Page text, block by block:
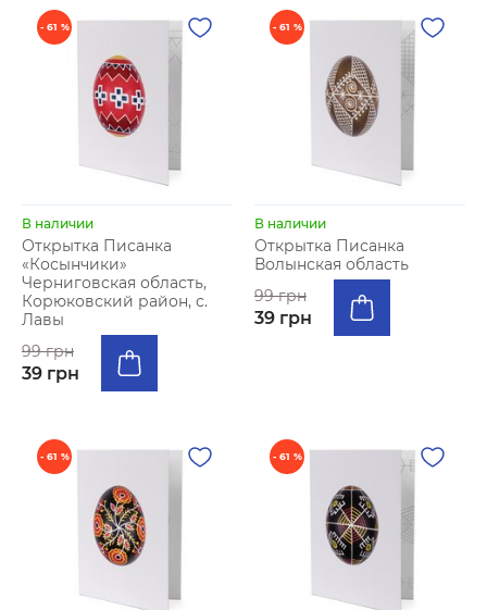
- 61 %
В наличии
Открытка Писанка
«Косынчики»
Черниговская область,
Корюковский район, с.
Лавы
99 грн
39 грн
- 61 %
В наличии
Открытка Писанка
Волынская область
99 грн
39 грн
- 61 % - 61 %